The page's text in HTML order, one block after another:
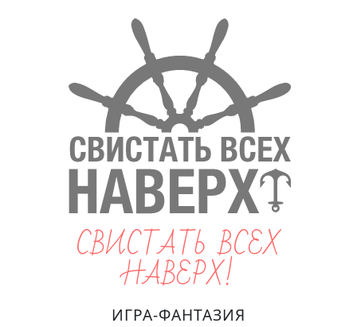
СВИСТАТЬ ВСЕХ
НАВЕРХ!
ИГРА-ФАНТАЗИЯ